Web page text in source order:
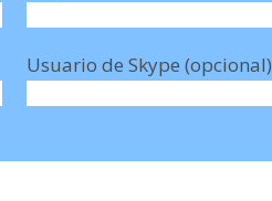
Usuario de Skype (opcional)